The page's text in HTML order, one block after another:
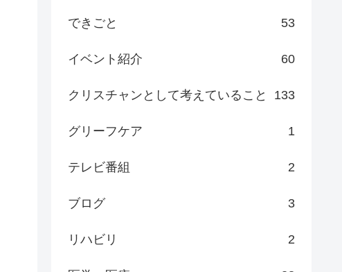
できごと 53
イベント紹介 60
クリスチャンとして考えていること 133
グリーフケア 1
テレビ番組 2
ブログ 3
リハビリ 2